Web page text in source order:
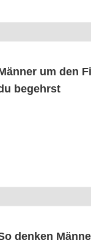
um den
begehrst
den­ken